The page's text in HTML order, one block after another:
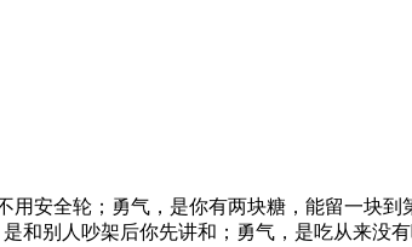
安全轮；勇气，是你有两块糖，能留一块
和别人吵架后你先讲和；勇气，是吃从来没有